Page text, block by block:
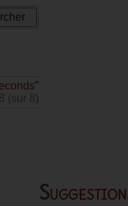
"
(sur 8)